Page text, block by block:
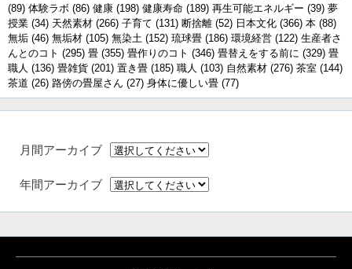
(89) 体験ラボ (86) 健康 (198) 健康寿命 (189) 再生可能エネルギー (39) 夢
授業 (34) 天然素材 (266) 子育て (131) 断捨離 (52) 日本文化 (366) 本 (88)
無垢 (46) 無垢材 (105) 無染土 (152) 琉球畳 (186) 環境経営 (122) 生産者さ
んとのコト (295) 畳 (355) 畳作りのコト (346) 畳替えをする前に (329) 畳
職人 (136) 畳雑貨 (201) 置き畳 (185) 職人 (103) 自然素材 (276) 茶室 (144)
茶道 (26) 路傍の畳屋さん (27) 身体に優しい畳 (77)
月間アーカイブ
年間アーカイブ